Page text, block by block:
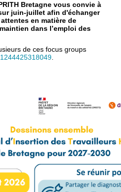
Bretagne vous convie à
juin-juillet afin d'échanger
en matière de
dans l’emploi des
de ces focus groups